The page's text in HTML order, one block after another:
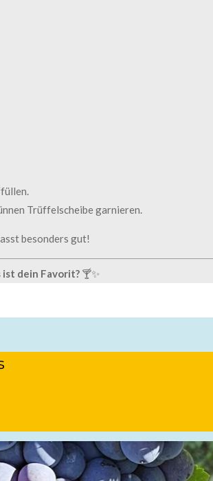
Trüffelscheibe garnieren.
besonders gut!
dein Favorit? 🍸✨